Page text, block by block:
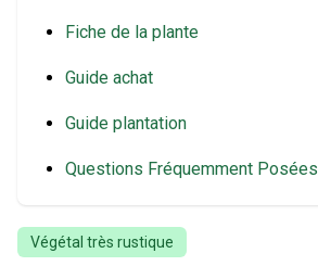
Fiche de la plante
Guide achat
Guide plantation
Questions Fréquemment Posées
Végétal très rustique